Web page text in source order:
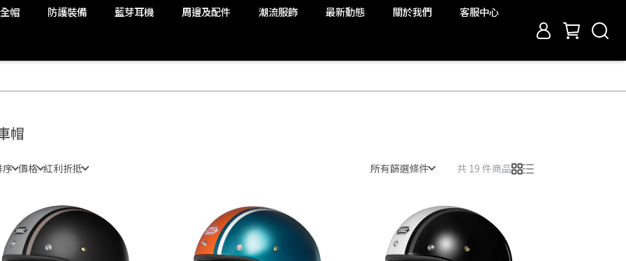
帽 防護裝備 藍芽耳機 周邊及配件 潮流服飾 最新動態 關於我們 客服中心
帽
序 價格 紅利折抵 所有篩選條件 共 19 件商品